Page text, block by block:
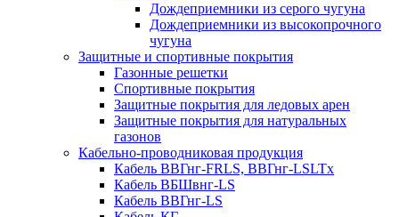
Дождеприемники из серого чугуна
Дождеприемники из высокопрочного
чугуна
Защитные и спортивные покрытия
Газонные решетки
Спортивные покрытия
Защитные покрытия для ледовых арен
Защитные покрытия для натуральных
газонов
Кабельно-проводниковая продукция
Кабель ВВГнг-FRLS, ВВГнг-LSLTx
Кабель ВБШвнг-LS
Кабель ВВГнг-LS